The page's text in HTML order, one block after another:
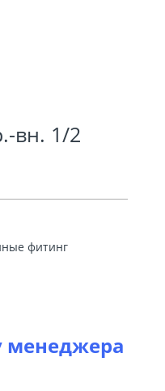
вн. 1/2
фитинг
менеджера